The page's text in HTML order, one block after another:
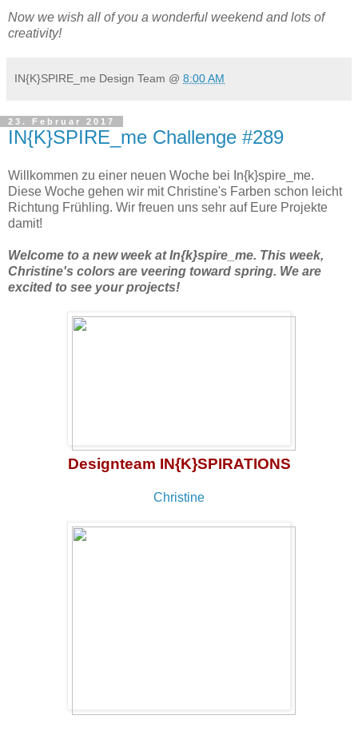
Now we wish all of you a wonderful weekend and lots of
creativity!
IN{K}SPIRE_me Design Team @ 8:00 AM
23. Februar 2017
IN{K}SPIRE_me Challenge #289
Willkommen zu einer neuen Woche bei In{k}spire_me.
Diese Woche gehen wir mit Christine's Farben schon leicht
Richtung Frühling. Wir freuen uns sehr auf Eure Projekte
damit!
Welcome to a new week at In{k}spire_me. This week,
Christine's colors are veering toward spring. We are
excited to see your projects!
Designteam IN{K}SPIRATIONS
Christine